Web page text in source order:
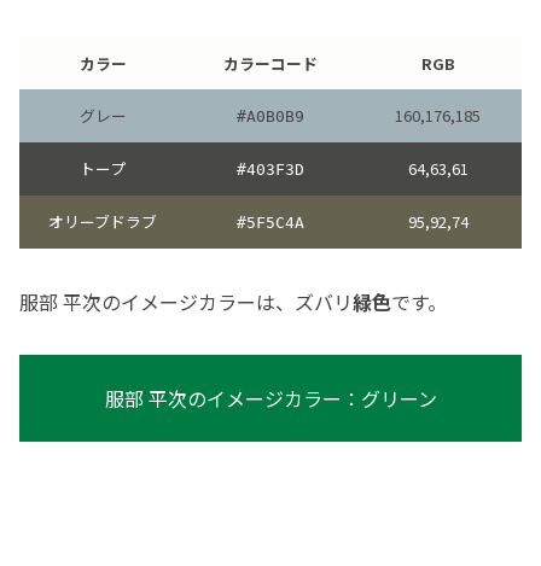
カラー カラーコード RGB
グレー #A0B0B9 160,176,185
トープ #403F3D 64,63,61
オリーブドラブ #5F5C4A 95,92,74
服部 平次のイメージカラーは、ズバリ緑色です。
服部 平次のイメージカラー：グリーン